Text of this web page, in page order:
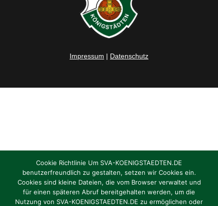
Impressum | Datenschutz
Cookie Richtlinie Um SVA-KOENIGSTAEDTEN.DE
benutzerfreundlich zu gestalten, setzen wir Cookies ein.
Cookies sind kleine Dateien, die vom Browser verwaltet und
für einen späteren Abruf bereitgehalten werden, um die
Nutzung von SVA-KOENIGSTAEDTEN.DE zu ermöglichen oder